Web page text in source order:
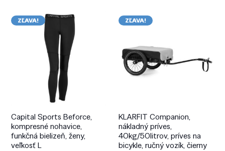
ZĽAVA!
Capital Sports Beforce,
kompresné nohavice,
funkčná bielizeň, ženy,
veľkosť L
ZĽAVA!
KLARFIT Companion,
nákladný príves,
40kg/50litrov, príves na
bicykle, ručný vozík, čierny